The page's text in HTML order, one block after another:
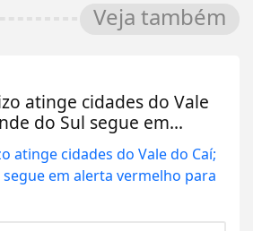
Veja também
atinge cidades do Vale
do Sul segue em...